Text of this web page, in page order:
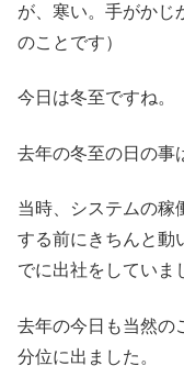
が、寒い。手がか
のことです）
今日は冬至ですね。
去年の冬至の日の事
当時、システムの稼
する前にきちんと動
でに出社をしていま
去年の今日も当然の
分位に出ました。